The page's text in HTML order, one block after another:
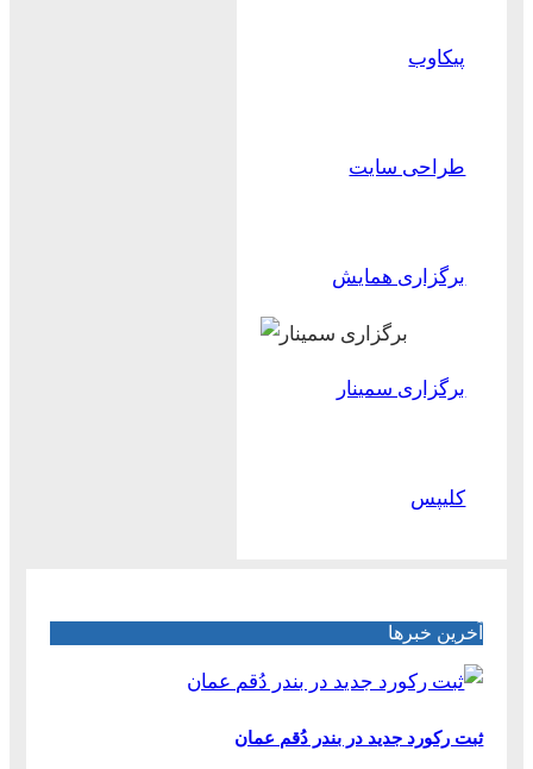
پیکاوب
طراحی سایت
برگزاری همایش
برگزاری سمینار
کلیپس
آخرین خبرها
ثبت رکورد جدید در بندر دُقم عمان